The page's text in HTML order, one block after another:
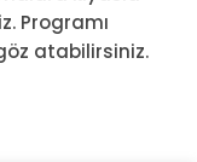
Programı
atabilirsiniz.